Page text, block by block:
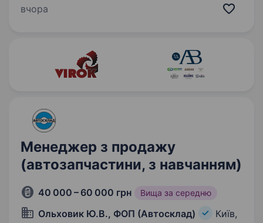
чи економічна).Досвід роботи у сфері B2B-
вчора
Менеджер з продажу
(автозапчастини, з навчанням)
40 000 – 60 000 грн Вища за середню
Ольховик Ю.В., ФОП (Автосклад)
Київ,